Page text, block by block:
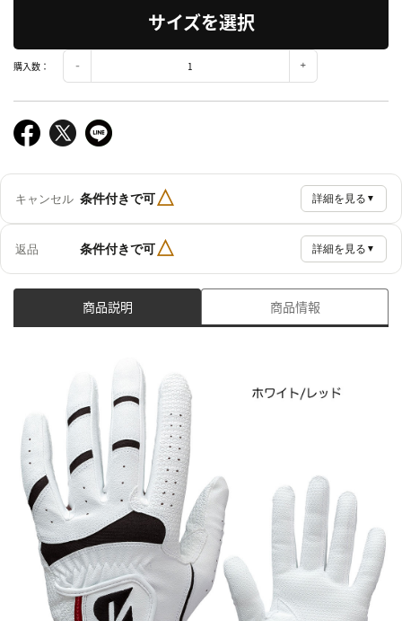
サイズを選択
購入数：
キャンセル 条件付きで可△ 詳細を見る ▼
返品 条件付きで可△ 詳細を見る ▼
商品説明 商品情報